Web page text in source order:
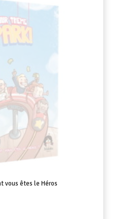
vous êtes le Héros